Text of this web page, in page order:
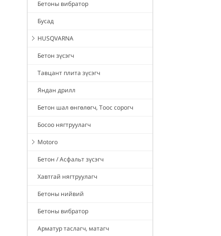
Бетоны вибратор
Бусад
HUSQVARNA
Бетон зүсэгч
Тавцант плита зүсэгч
Яндан дрилл
Бетон шал өнгөлөгч, Тоос сорогч
Босоо нягтруулагч
Motoro
Бетон / Асфальт зүсэгч
Хавтгай нягтруулагч
Бетоны нийвий
Бетоны вибратор
Арматур таслагч, матагч